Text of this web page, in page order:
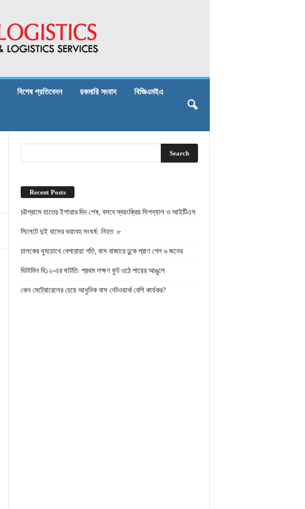
বিশেষ প্রতিবেদন রকমারি সংবাদ বিজিএমইএ
Recent Posts
চট্টগ্রামে হাতের ইশারার দিন শেষ, বসবে স্বয়ংক্রিয় সিগন্যাল ও আইটিএস
সিলেটে দুই বাসের ভয়াবহ সংঘর্ষ: নিহত ৮
চালকের ঘুমচোখে বেপরোয়া গতি, বাস বাজারে ঢুকে প্রাণ গেল ৬ জনের
ভিটামিন বি১২-এর ঘাটতি: প্রথম লক্ষণ ফুট ওঠে পায়ের আঙুলে
কেন মেট্রোরেলের চেয়ে আধুনিক বাস নেটওয়ার্ক বেশি কার্যকর?